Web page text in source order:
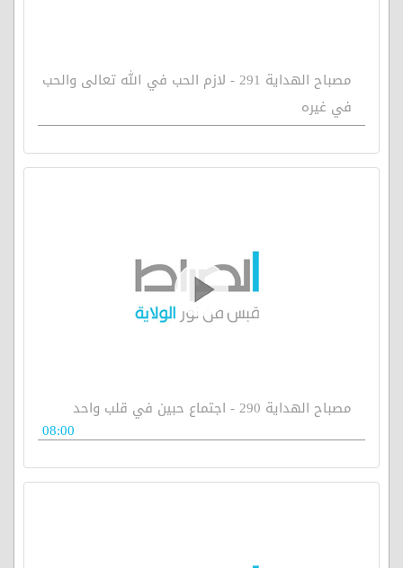
مصباح الهداية 291 - لازم الحب في الله تعالى والحب
في غيره
مصباح الهداية 290 - اجتماع حبين في قلب واحد
08:00